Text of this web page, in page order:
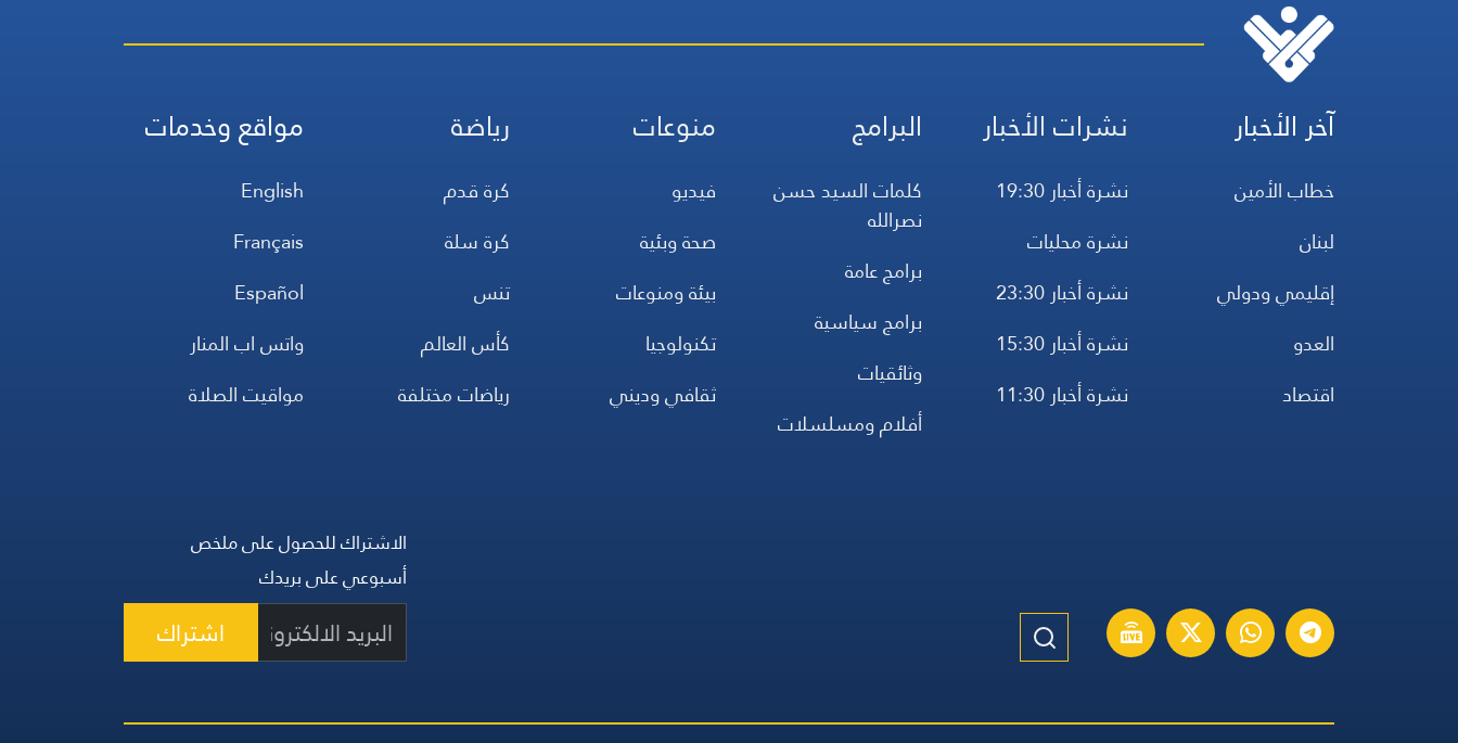
آخر الأخبار
خطاب الأمين
لبنان
إقليمي ودولي
العدو
اقتصاد
نشرات الأخبار
نشرة أخبار 19:30
نشرة محليات
نشرة أخبار 23:30
نشرة أخبار 15:30
نشرة أخبار 11:30
البرامج
كلمات السيد حسن
نصرالله
برامج عامة
برامج سياسية
وثائقيات
أفلام ومسلسلات
منوعات
فيديو
صحة وبئية
بيئة ومنوعات
تكنولوجيا
ثقافي وديني
رياضة
كرة قدم
كرة سلة
تنس
كأس العالم
رياضات مختلفة
مواقع وخدمات
English
Français
Español
واتس اب المنار
مواقيت الصلاة
الاشتراك للحصول على ملخص
أسبوعي على بريدك
اشتراك